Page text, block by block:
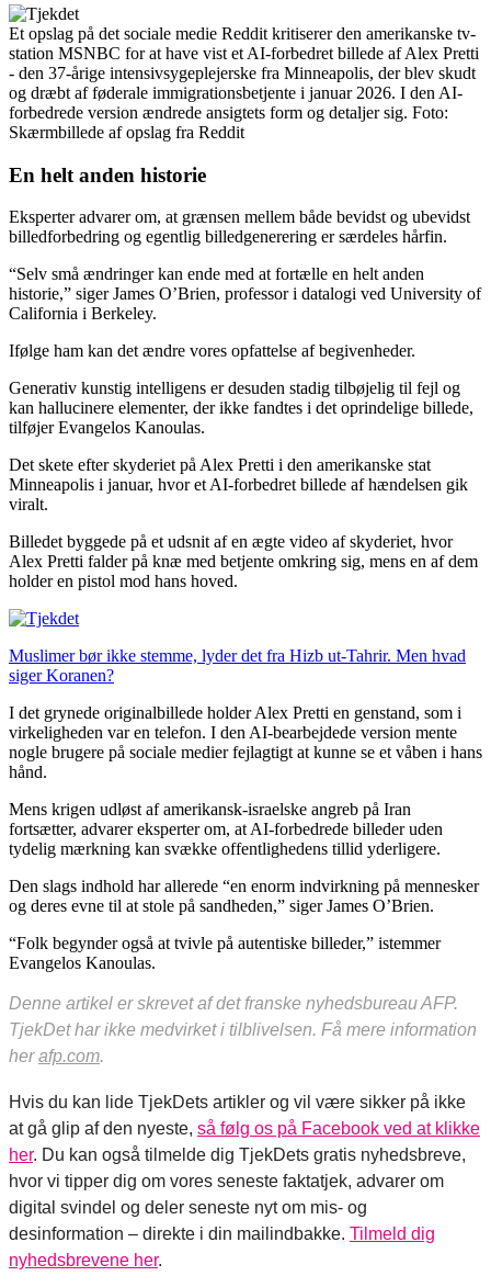
Et opslag på det sociale medie Reddit kritiserer den amerikanske tv-
station MSNBC for at have vist et AI-forbedret billede af Alex Pretti
- den 37-årige intensivsygeplejerske fra Minneapolis, der blev skudt
og dræbt af føderale immigrationsbetjente i januar 2026. I den AI-
forbedrede version ændrede ansigtets form og detaljer sig. Foto:
Skærmbillede af opslag fra Reddit
En helt anden historie
Eksperter advarer om, at grænsen mellem både bevidst og ubevidst
billedforbedring og egentlig billedgenerering er særdeles hårfin.
“Selv små ændringer kan ende med at fortælle en helt anden
historie,” siger James O’Brien, professor i datalogi ved University of
California i Berkeley.
Ifølge ham kan det ændre vores opfattelse af begivenheder.
Generativ kunstig intelligens er desuden stadig tilbøjelig til fejl og
kan hallucinere elementer, der ikke fandtes i det oprindelige billede,
tilføjer Evangelos Kanoulas.
Det skete efter skyderiet på Alex Pretti i den amerikanske stat
Minneapolis i januar, hvor et AI-forbedret billede af hændelsen gik
viralt.
Billedet byggede på et udsnit af en ægte video af skyderiet, hvor
Alex Pretti falder på knæ med betjente omkring sig, mens en af dem
holder en pistol mod hans hoved.
Muslimer bør ikke stemme, lyder det fra Hizb ut-Tahrir. Men hvad
siger Koranen?
I det grynede originalbillede holder Alex Pretti en genstand, som i
virkeligheden var en telefon. I den AI-bearbejdede version mente
nogle brugere på sociale medier fejlagtigt at kunne se et våben i hans
hånd.
Mens krigen udløst af amerikansk-israelske angreb på Iran
fortsætter, advarer eksperter om, at AI-forbedrede billeder uden
tydelig mærkning kan svække offentlighedens tillid yderligere.
Den slags indhold har allerede “en enorm indvirkning på mennesker
og deres evne til at stole på sandheden,” siger James O’Brien.
“Folk begynder også at tvivle på autentiske billeder,” istemmer
Evangelos Kanoulas.
Denne artikel er skrevet af det franske nyhedsbureau AFP.
TjekDet har ikke medvirket i tilblivelsen. Få mere information
herafp.com.
Hvis du kan lide TjekDets artikler og vil være sikker på ikke
at gå glip af den nyeste, så følg os på Facebook ved at klikke
her. Du kan også tilmelde dig TjekDets gratis nyhedsbreve,
hvor vi tipper dig om vores seneste faktatjek, advarer om
digital svindel og deler seneste nyt om mis- og
desinformation – direkte i din mailindbakke. Tilmeld dig
nyhedsbrevene her.